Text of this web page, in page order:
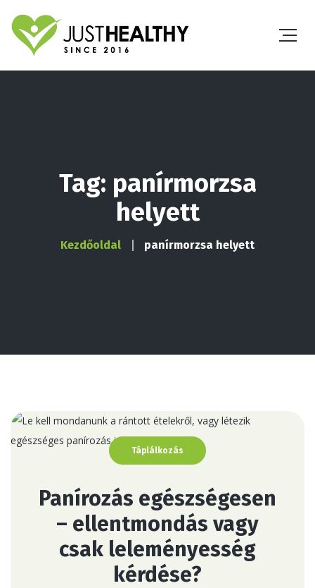
Tag: panírmorzsa
helyett
Kezdőoldal panírmorzsa helyett
Táplálkozás
Panírozás egészségesen
– ellentmondás vagy
csak leleményesség
kérdése?